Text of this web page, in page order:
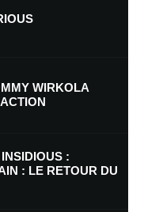
dans le navigateur pour
WIRKOLA
:
: LE RETOUR DU